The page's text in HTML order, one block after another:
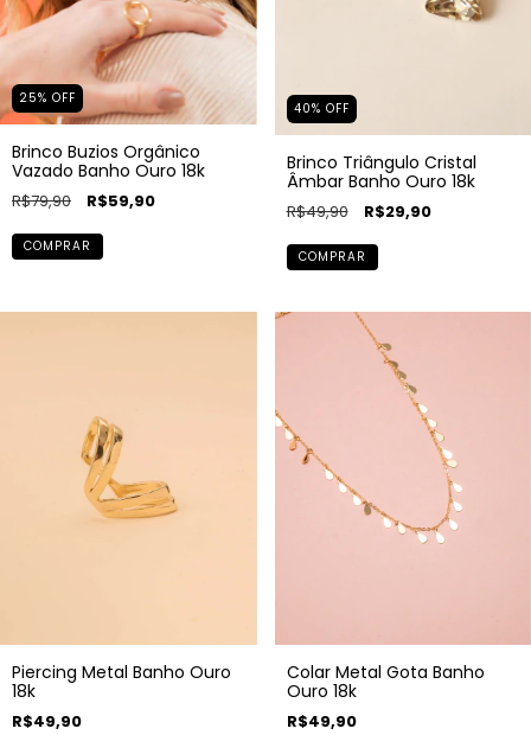
25% OFF
Brinco Buzios Orgânico
Vazado Banho Ouro 18k
R$79,90 R$59,90
COMPRAR
40% OFF
Brinco Triângulo Cristal
Âmbar Banho Ouro 18k
R$49,90 R$29,90
COMPRAR
Piercing Metal Banho Ouro
18k
R$49,90
Colar Metal Gota Banho
Ouro 18k
R$49,90